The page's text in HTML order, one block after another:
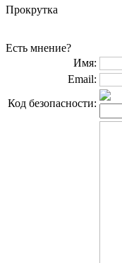
Прокрутка
Есть мнение?
Имя:
Email:
Код безопасности: